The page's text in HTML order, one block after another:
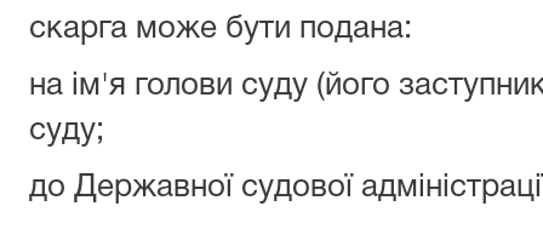
скарга може бути подана:
на ім'я голови суду (його
суду;
до Державної судової